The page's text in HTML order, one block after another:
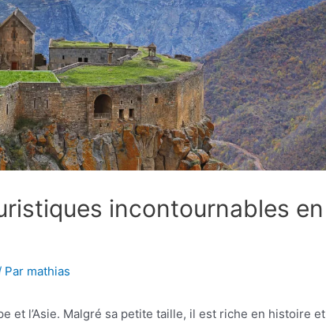
incontournables en
Par mathias
et l’Asie. Malgré sa petite taille, il est riche en histoire et